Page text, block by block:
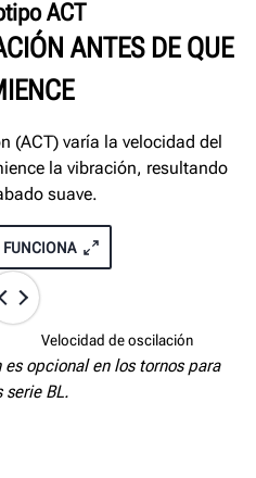
ANTES DE QUE
(ACT) varía la velocidad del
la vibración, resultando
suave.
Velocidad de oscilación
opcional en los tornos para
serie BL.